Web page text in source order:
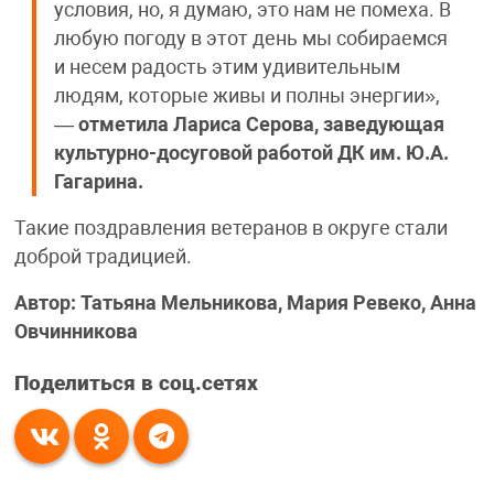
условия, но, я думаю, это нам не помеха. В
любую погоду в этот день мы собираемся
и несем радость этим удивительным
людям, которые живы и полны энергии»,
— отметила Лариса Серова, заведующая
культурно-досуговой работой ДК им. Ю.А.
Гагарина.
Такие поздравления ветеранов в округе стали
доброй традицией.
Автор: Татьяна Мельникова, Мария Ревеко, Анна
Овчинникова
Поделиться в соц.сетях